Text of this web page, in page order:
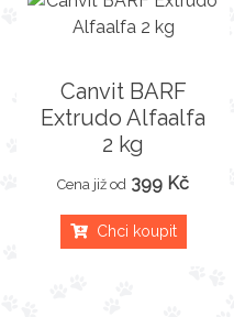
Canvit BARF
Extrudo Alfaalfa
2 kg
Cena již od 399 Kč
Chci koupit